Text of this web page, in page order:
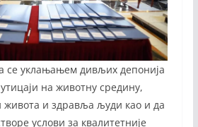
се уклањањем дивљих депонија
на животну средину,
живота и здравља људи као и да
услови за квалитетније